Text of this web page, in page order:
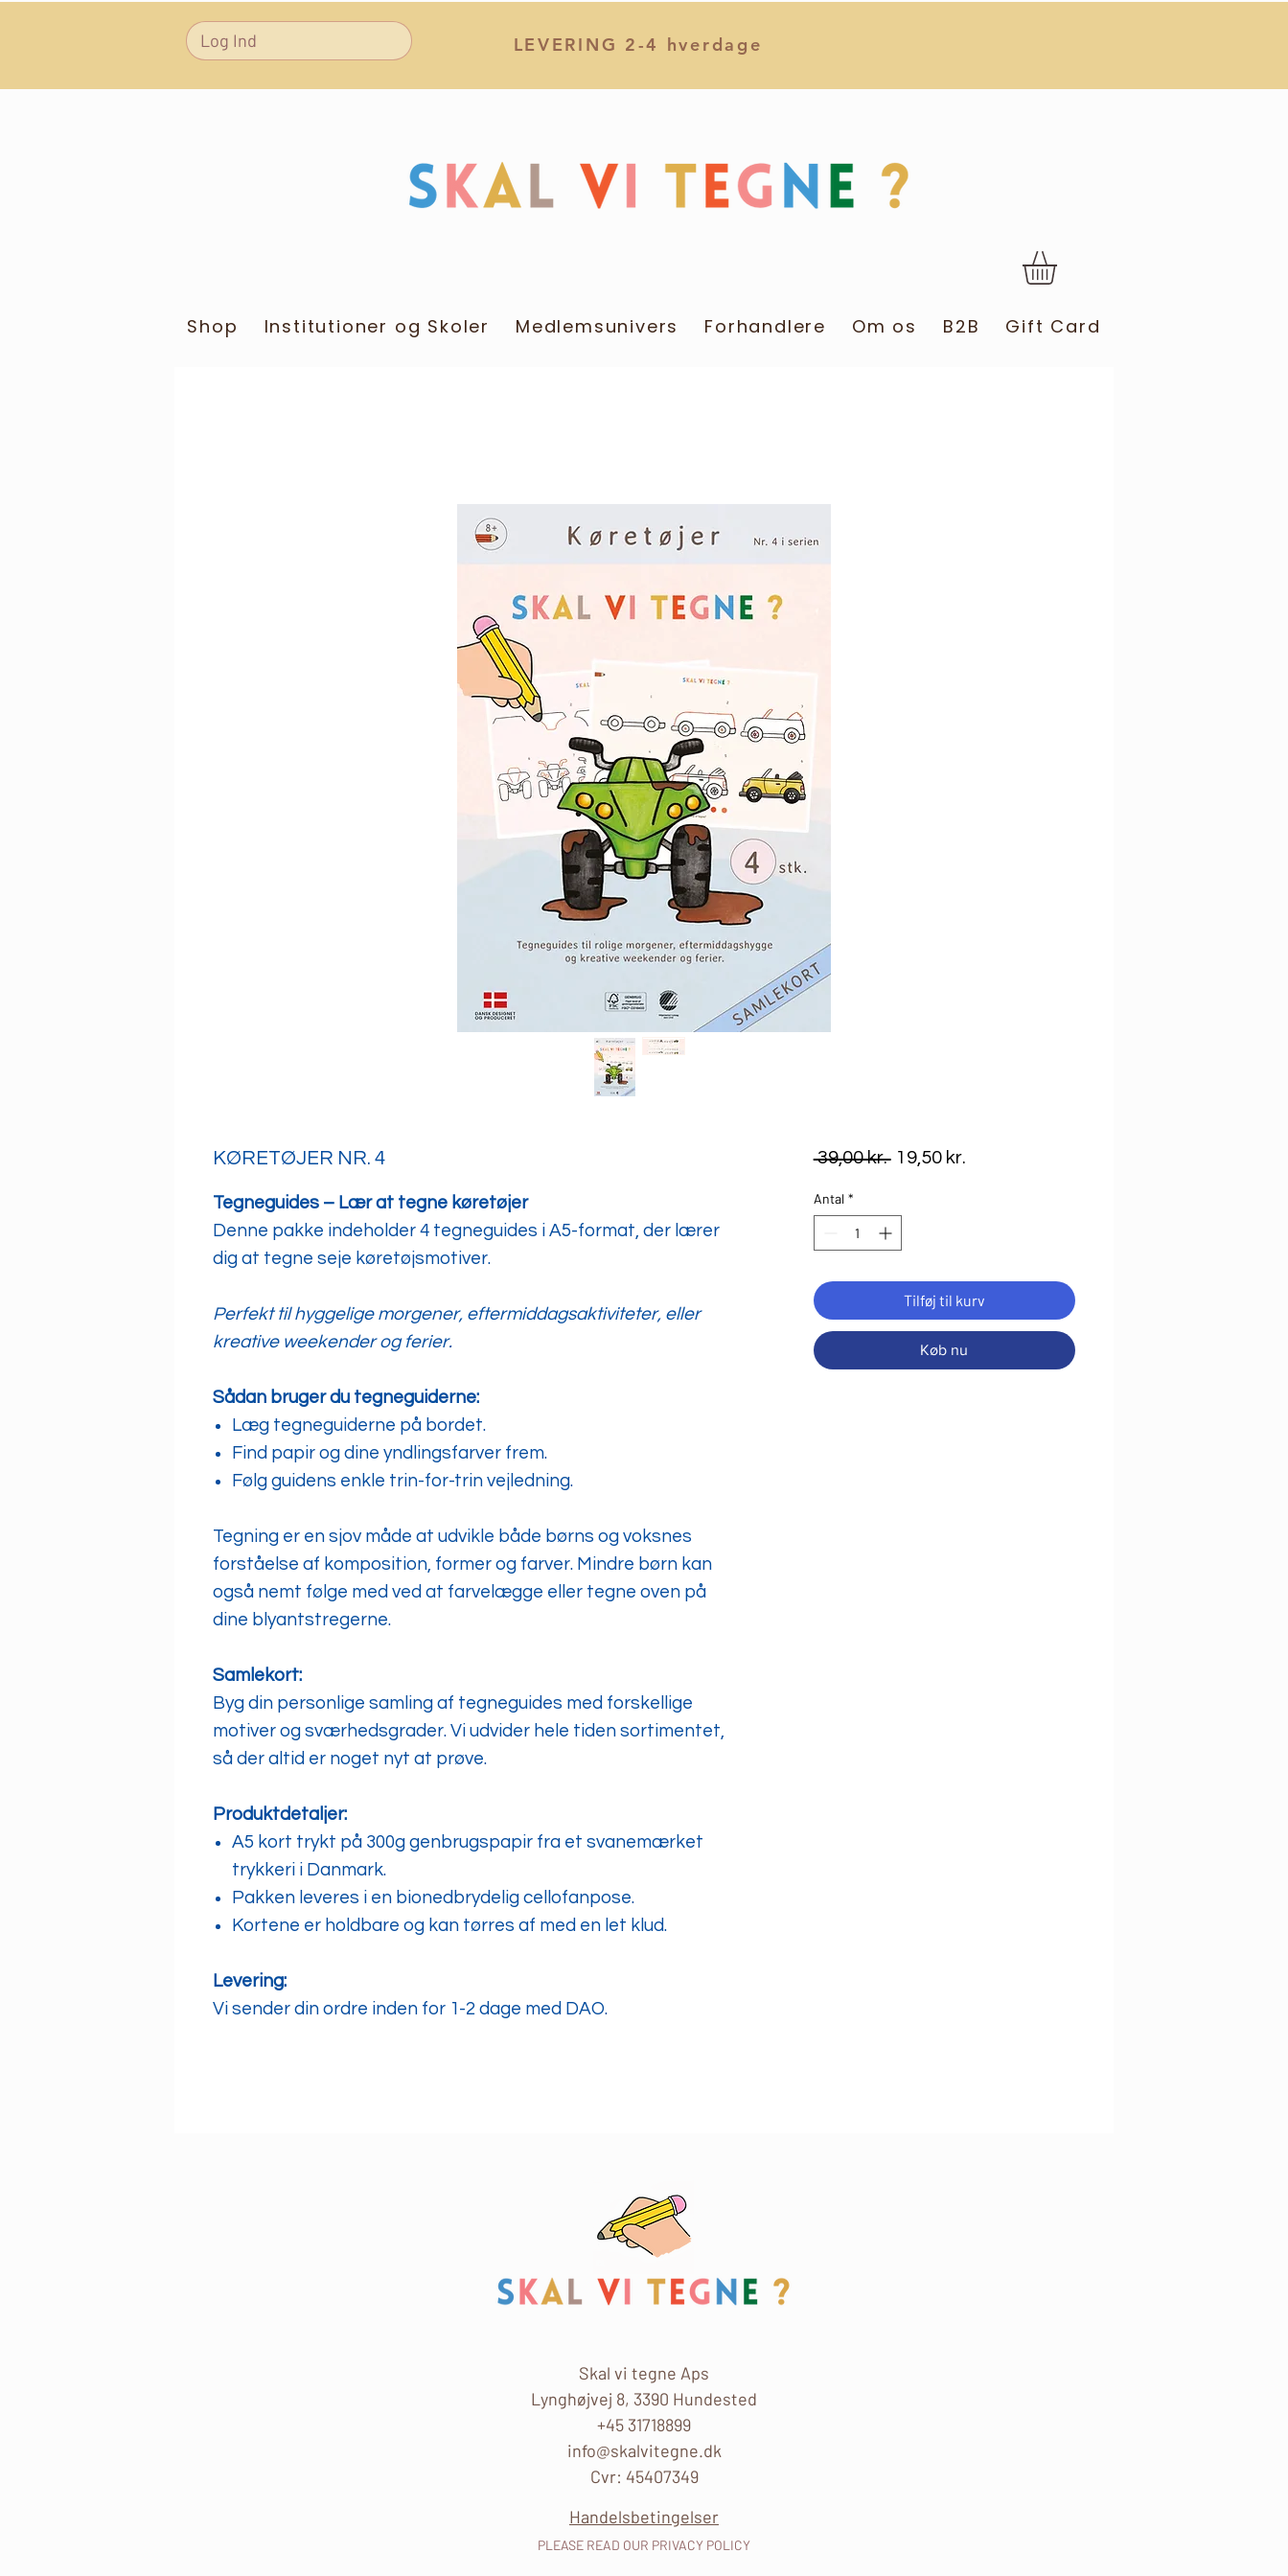
Log Ind LEVERING 2-4 hverdage
Shop Institutioner og Skoler Medlemsunivers Forhandlere Om os B2B Gift Card
KØRETØJER NR. 4
Tegneguides – Lær at tegne køretøjer
Denne pakke indeholder 4 tegneguides i A5-format, der lærer
dig at tegne seje køretøjsmotiver.
Perfekt til hyggelige morgener, eftermiddagsaktiviteter, eller
kreative weekender og ferier.
Sådan bruger du tegneguiderne:
Læg tegneguiderne på bordet.
Find papir og dine yndlingsfarver frem.
Følg guidens enkle trin-for-trin vejledning.
Tegning er en sjov måde at udvikle både børns og voksnes
forståelse af komposition, former og farver. Mindre børn kan
også nemt følge med ved at farvelægge eller tegne oven på
dine blyantstregerne.
Samlekort:
Byg din personlige samling af tegneguides med forskellige
motiver og sværhedsgrader. Vi udvider hele tiden sortimentet,
så der altid er noget nyt at prøve.
Produktdetaljer:
A5 kort trykt på 300g genbrugspapir fra et svanemærket
trykkeri i Danmark.
Pakken leveres i en bionedbrydelig cellofanpose.
Kortene er holdbare og kan tørres af med en let klud.
Levering:
Vi sender din ordre inden for 1-2 dage med DAO.
39,00 kr. Regulær
19,50 kr.Salgspris
Antal *
Tilføj til kurv
Køb nu
Skal vi tegne Aps
Lynghøjvej 8, 3390 Hundested
+45 31718899
info@skalvitegne.dk
Cvr: 45407349
Handelsbetingelser
PLEASE READ OUR PRIVACY POLICY